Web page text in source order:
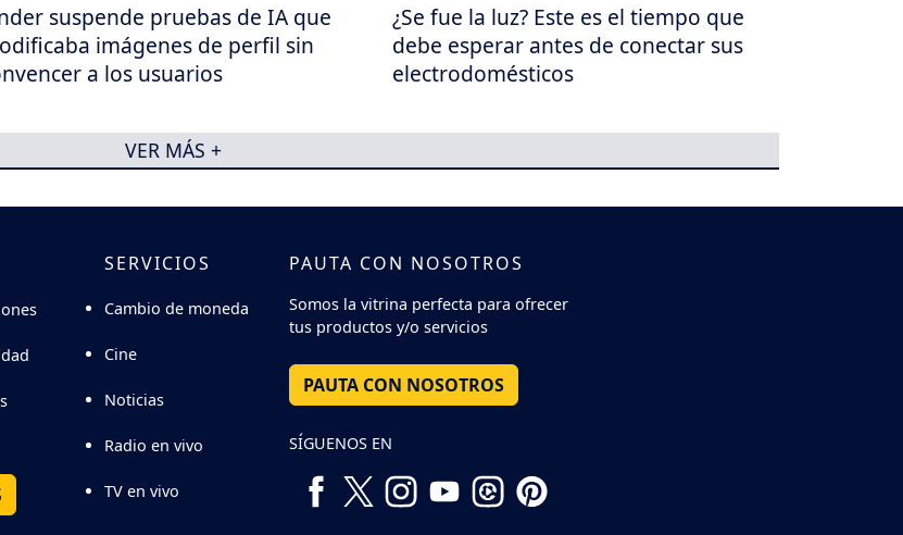
suspende pruebas de IA que
imágenes de perfil sin
a los usuarios
¿Se fue la luz? Este es el tiempo que
debe esperar antes de conectar sus
electrodomésticos
VER MÁS +
SERVICIOS
Cambio de moneda
Cine
Noticias
Radio en vivo
TV en vivo
PAUTA CON NOSOTROS
Somos la vitrina perfecta para ofrecer
tus productos y/o servicios
PAUTA CON NOSOTROS
SÍGUENOS EN